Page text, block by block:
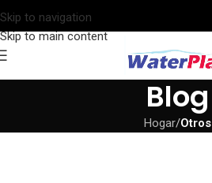
Skip to navigation
Skip to main content
Blog
Hogar/Otros